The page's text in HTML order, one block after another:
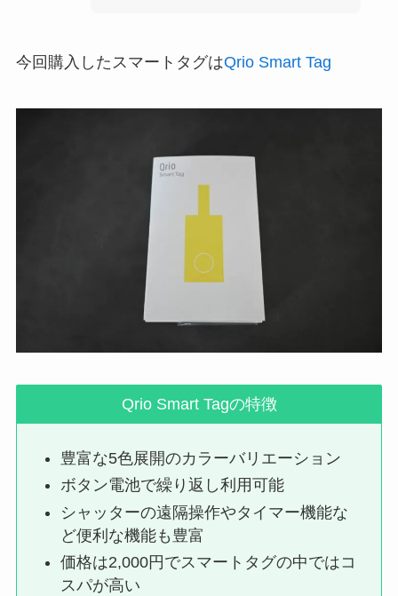
今回購入したスマートタグはQrio Smart Tag
Qrio Smart Tagの特徴
豊富な5色展開のカラーバリエーション
ボタン電池で繰り返し利用可能
シャッターの遠隔操作やタイマー機能な
ど便利な機能も豊富
価格は2,000円でスマートタグの中ではコ
スパが高い